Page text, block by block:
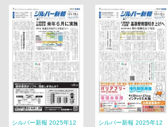
シルバー新報 2025年12
シルバー新報 2025年12